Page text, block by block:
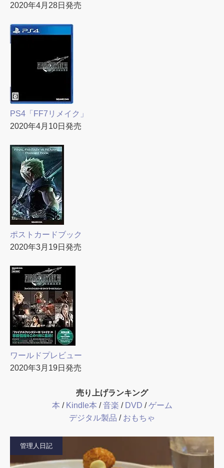
2020年4月28日発売
PS4「FF7リメイク」
2020年4月10日発売
ポストカードブック
2020年3月19日発売
ワールドプレビュー
2020年3月19日発売
売り上げランキング
本 / Kindle本 /音楽 / DVD /ゲーム
デジタル製品 / おもちゃ
管理人日記